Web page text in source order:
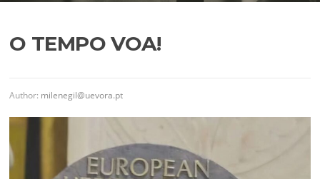
O TEMPO VOA!
Author: milenegil@uevora.pt